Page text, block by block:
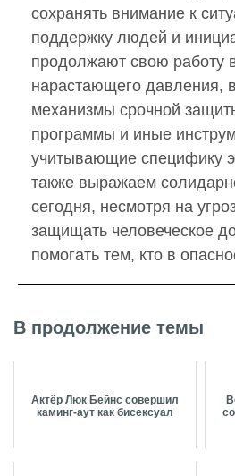
сохранять внимание к
поддержку людей и
продолжают свою работу
нарастающего давления,
механизмы срочной
программы и иные
учитывающие специфику
также выражаем
сегодня, несмотря на
защищать человеческое
помогать тем, кто в
В продолжение темы
Актёр Люк Бейнс совершил
каминг-аут как бисексуал